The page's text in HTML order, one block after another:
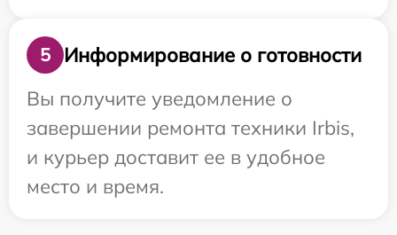
5
Информирование о готовности
Вы получите уведомление о
завершении ремонта техники Irbis,
и курьер доставит ее в удобное
место и время.